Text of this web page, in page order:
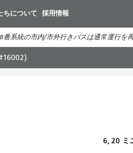
イ
ン
コ
ちについて 採用情報
系統の市内/市外行きバスは通常運行を再
6, 20 ミ